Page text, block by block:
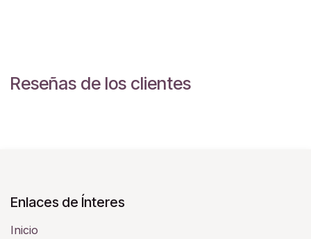
Reseñas de los clientes
Enlaces de Ínteres
Inicio